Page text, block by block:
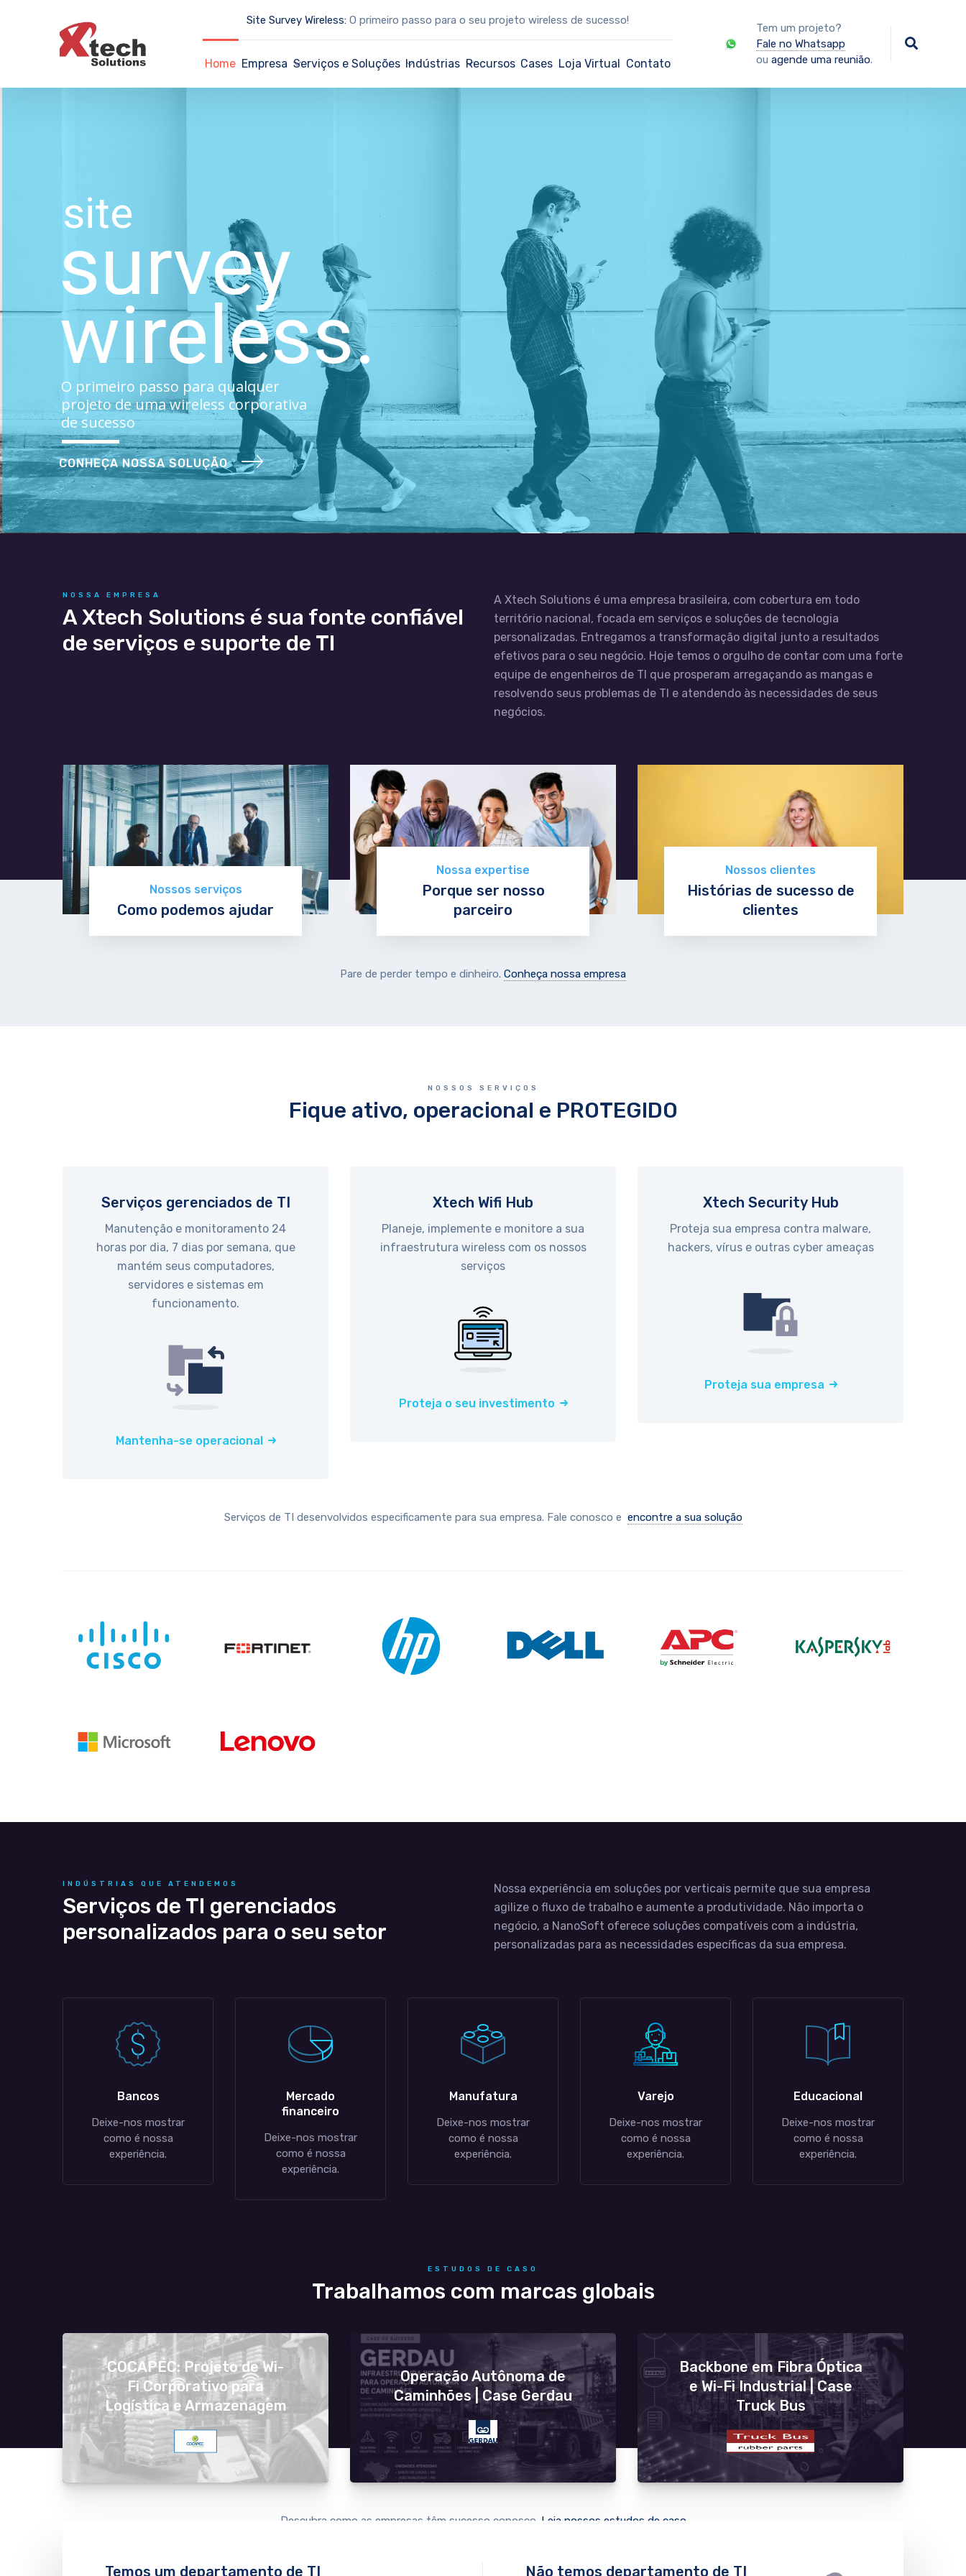
Site Survey Wireless: O primeiro passo para o seu projeto wireless de sucesso!
Home Empresa Serviços e Soluções Indústrias Recursos Cases Loja Virtual Contato
Tem um projeto?
Fale no Whatsapp
ou agende uma reunião.
site
survey
O primeiro passo para qualquer
projeto de uma wireless corporativa
de sucesso
wireless.
CONHEÇA NOSSA SOLUÇÃO
NOSSA EMPRESA
A Xtech Solutions é sua fonte confiável
de serviços e suporte de TI
A Xtech Solutions é uma empresa brasileira, com cobertura em todo
território nacional, focada em serviços e soluções de tecnologia
personalizadas. Entregamos a transformação digital junto a resultados
efetivos para o seu negócio. Hoje temos o orgulho de contar com uma forte
equipe de engenheiros de TI que prosperam arregaçando as mangas e
resolvendo seus problemas de TI e atendendo às necessidades de seus
negócios.
Nossos serviços
Como podemos ajudar
Nossa expertise
Porque ser nosso
parceiro
Nossos clientes
Histórias de sucesso de
clientes
Pare de perder tempo e dinheiro. Conheça nossa empresa
NOSSOS SERVIÇOS
Fique ativo, operacional e PROTEGIDO
Serviços gerenciados de TI
Manutenção e monitoramento 24
horas por dia, 7 dias por semana, que
mantém seus computadores,
servidores e sistemas em
funcionamento.
Mantenha-se operacional
Xtech Wifi Hub
Planeje, implemente e monitore a sua
infraestrutura wireless com os nossos
serviços
Proteja o seu investimento
Xtech Security Hub
Proteja sua empresa contra malware,
hackers, vírus e outras cyber ameaças
Proteja sua empresa
Serviços de TI desenvolvidos especificamente para sua empresa. Fale conosco e encontre a sua solução
INDÚSTRIAS QUE ATENDEMOS
Serviços de TI gerenciados
personalizados para o seu setor
Nossa experiência em soluções por verticais permite que sua empresa
agilize o fluxo de trabalho e aumente a produtividade. Não importa o
negócio, a NanoSoft oferece soluções compatíveis com a indústria,
personalizadas para as necessidades específicas da sua empresa.
Bancos
Deixe-nos mostrar
como é nossa
experiência.
Mercado
financeiro
Deixe-nos mostrar
como é nossa
experiência.
Manufatura
Deixe-nos mostrar
como é nossa
experiência.
Varejo
Deixe-nos mostrar
como é nossa
experiência.
Educacional
Deixe-nos mostrar
como é nossa
experiência.
ESTUDOS DE CASO
Trabalhamos com marcas globais
COCAPEC: Projeto de Wi-
Fi Corporativo para
Logística e Armazenagem
Operação Autônoma de
Caminhões | Case Gerdau
Backbone em Fibra Óptica
e Wi-Fi Industrial | Case
Truck Bus
Descubra como as empresas têm sucesso conosco. Leia nossos estudos de caso
Temos um departamento de TI Não temos departamento de TI